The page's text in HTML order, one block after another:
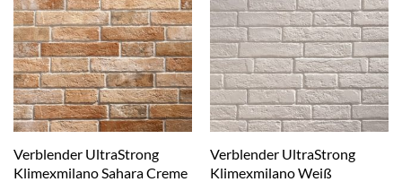
Verblender UltraStrong
Klimexmilano Sahara Creme
Verblender UltraStrong
Klimexmilano Weiß